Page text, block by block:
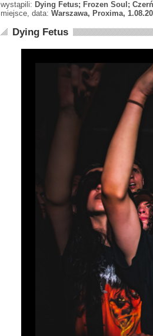
wystąpili: Dying Fetus; Frozen Soul; Czerń
miejsce, data: Warszawa, Proxima,
Dying Fetus